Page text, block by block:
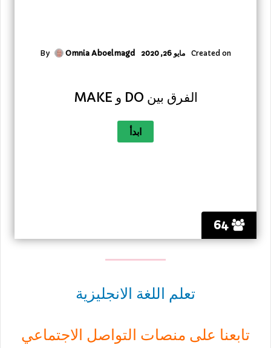
Created on مايو 26, 2020 Omnia Aboelmagd
الفرق بين DO و MAKE
تعلم اللغة الانجليزية
تابعنا على منصات التواصل الاجتماعي